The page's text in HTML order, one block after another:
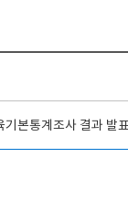
기본통계조사 결과 발